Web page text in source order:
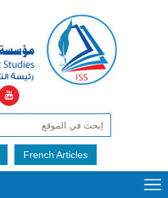
French Articles